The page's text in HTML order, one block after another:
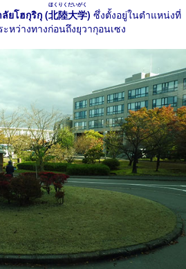
ยโฮกุริกุ (北陸大学
ほくりくだいがく
) ซึ่งตั้งอยู่ในตำแหน่งที่
หว่างทางก่อนถึงยุวากุอนเซง